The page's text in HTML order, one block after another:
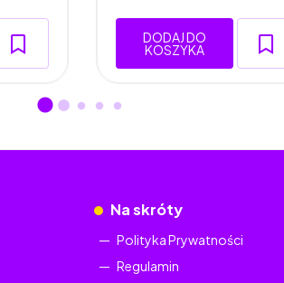
DODAJ DO
KOSZYKA
Na skróty
Polityka Prywatności
Regulamin